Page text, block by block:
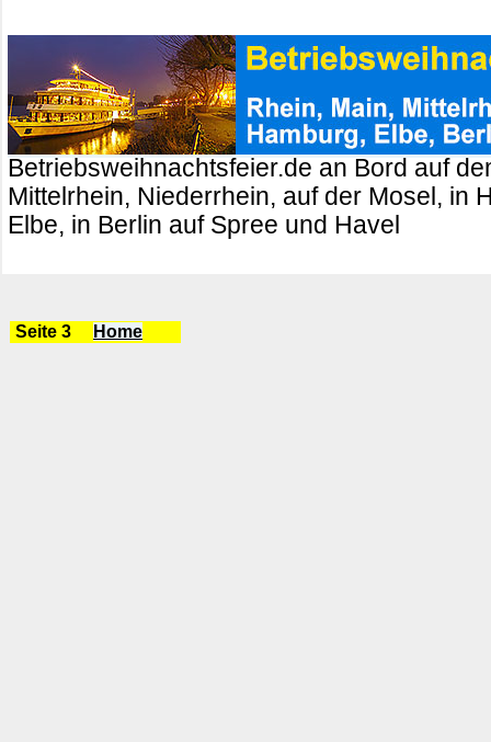
Betriebsweihnachtsfeier.de an Bord auf
Mittelrhein, Niederrhein, auf der Mosel, in
Elbe, in Berlin auf Spree und Havel
Seite 3 Home